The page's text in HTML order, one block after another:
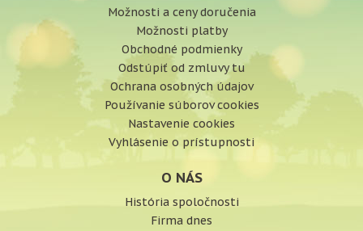
Možnosti a ceny doručenia
Možnosti platby
Obchodné podmienky
Odstúpiť od zmluvy tu
Ochrana osobných údajov
Používanie súborov cookies
Nastavenie cookies
Vyhlásenie o prístupnosti
O NÁS
História spoločnosti
Firma dnes